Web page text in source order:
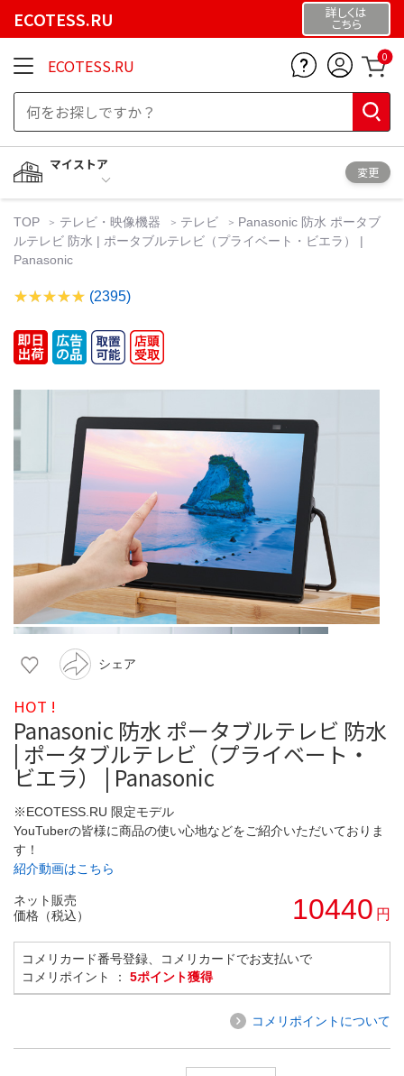
ECOTESS.RU 詳しくは
こちら
ECOTESS.RU 0
マイストア
変更
TOP テレビ・映像機器 テレビ
Panasonic 防水 ポータブ
ルテレビ 防水 | ポータブルテレビ（プライベート・ビエラ） |
Panasonic
(2395)
シェア
HOT !
Panasonic 防水 ポータブルテレビ 防水
| ポータブルテレビ（プライベート・
ビエラ） | Panasonic
※ECOTESS.RU 限定モデル
YouTuberの皆様に商品の使い心地などをご紹介いただいておりま
す！
紹介動画はこちら
ネット販売
価格（税込）
10440 円
コメリカード番号登録、コメリカードでお支払いで
コメリポイント ： 5ポイント獲得
コメリポイントについて